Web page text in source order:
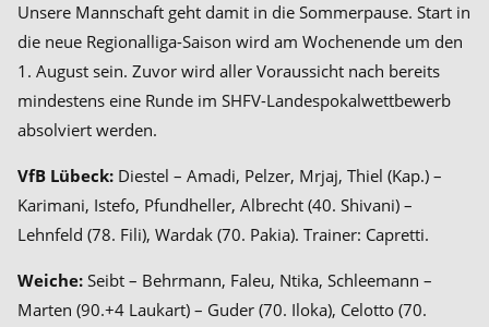
Unsere Mannschaft geht damit in die Sommerpause. Start in
die neue Regionalliga-Saison wird am Wochenende um den
1. August sein. Zuvor wird aller Voraussicht nach bereits
mindestens eine Runde im SHFV-Landespokalwettbewerb
absolviert werden.
VfB Lübeck: Diestel – Amadi, Pelzer, Mrjaj, Thiel (Kap.) –
Karimani, Istefo, Pfundheller, Albrecht (40. Shivani) –
Lehnfeld (78. Fili), Wardak (70. Pakia). Trainer: Capretti.
Weiche: Seibt – Behrmann, Faleu, Ntika, Schleemann –
Marten (90.+4 Laukart) – Guder (70. Iloka), Celotto (70.